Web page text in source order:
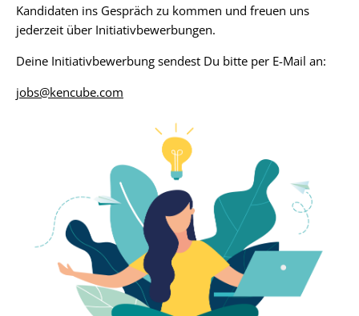
Kandidaten ins Gespräch zu kommen und freuen uns
jederzeit über Initiativbewerbungen.
Deine Initiativbewerbung sendest Du bitte per E-Mail an:
jobs@kencube.com